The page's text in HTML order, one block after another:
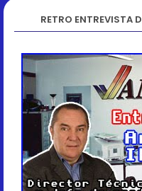
RETRO ENTREVISTA